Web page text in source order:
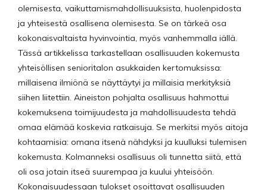
olemisesta, vaikuttamismahdollisuuksista, huolenpidosta
ja yhteisestä osallisena olemisesta. Se on tärkeä osa
kokonaisvaltaista hyvinvointia, myös vanhemmalla iällä.
Tässä artikkelissa tarkastellaan osallisuuden kokemusta
yhteisöllisen senioritalon asukkaiden kertomuksissa:
millaisena ilmiönä se näyttäytyi ja millaisia merkityksiä
siihen liitettiin. Aineiston pohjalta osallisuus hahmottui
kokemuksena toimijuudesta ja mahdollisuudesta tehdä
omaa elämää koskevia ratkaisuja. Se merkitsi myös aitoja
kohtaamisia: omana itsenä nähdyksi ja kuulluksi tulemisen
kokemusta. Kolmanneksi osallisuus oli tunnetta siitä, että
oli osa jotain itseä suurempaa ja kuului yhteisöön.
Kokonaisuudessaan tulokset osoittavat osallisuuden